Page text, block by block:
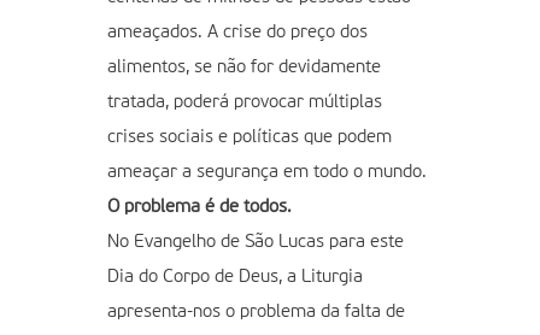
ameaçados. A crise do preço dos
alimentos, se não for devidamente
tratada, poderá provocar múltiplas
crises sociais e políticas que podem
ameaçar a segurança em todo o mundo.
O problema é de todos.
No Evangelho de São Lucas para este
Dia do Corpo de Deus, a Liturgia
apresenta-nos o problema da falta de